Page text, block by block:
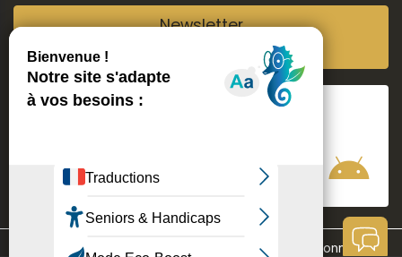
Newsletter
Suivre Aix ma ville
Communication Données personnelles